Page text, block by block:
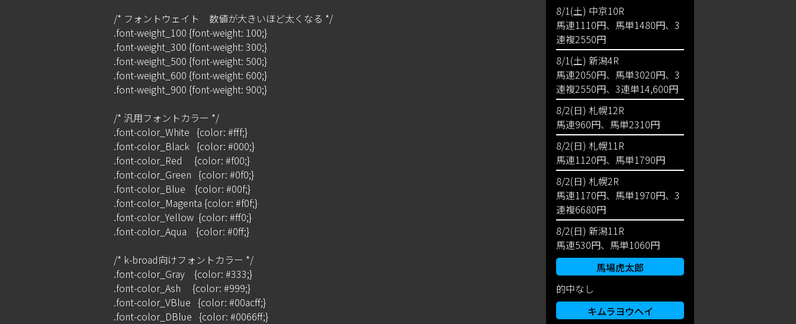
/* フォントウェイト　数値が大きいほど太くなる */
.font-weight_100 {font-weight: 100;}
.font-weight_300 {font-weight: 300;}
.font-weight_500 {font-weight: 500;}
.font-weight_600 {font-weight: 600;}
.font-weight_900 {font-weight: 900;}
/* 汎用フォントカラー */
.font-color_White   {color: #fff;}
.font-color_Black   {color: #000;}
.font-color_Red     {color: #f00;}
.font-color_Green   {color: #0f0;}
.font-color_Blue    {color: #00f;}
.font-color_Magenta {color: #f0f;}
.font-color_Yellow  {color: #ff0;}
.font-color_Aqua    {color: #0ff;}
/* k-broad向けフォントカラー */
.font-color_Gray    {color: #333;}
.font-color_Ash     {color: #999;}
.font-color_VBlue   {color: #00acff;}
.font-color_DBlue   {color: #0066ff;}
8/1(土) 中京10R
馬連1110円、馬単1480円、3
連複2550円
8/1(土) 新潟4R
馬連2050円、馬単3020円、3
連複2550円、3連単14,600円
8/2(日) 札幌12R
馬連960円、馬単2310円
8/2(日) 札幌11R
馬連1120円、馬単1790円
8/2(日) 札幌2R
馬連1170円、馬単1970円、3
連複6680円
8/2(日) 新潟11R
馬連530円、馬単1060円
馬場虎太郎
的中なし
キムラヨウヘイ